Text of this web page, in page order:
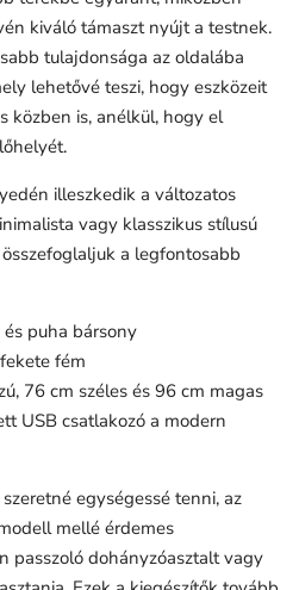
kiváló támaszt nyújt a testnek.
tulajdonsága az oldalába
lehetővé teszi, hogy eszközeit
közben is, anélkül, hogy el
illeszkedik a változatos
vagy klasszikus stílusú
a legfontosabb
puha bársony
fém
76 cm széles és 96 cm magas
USB csatlakozó a modern
egységessé tenni, az
mellé érdemes
passzoló dohányzóasztalt vagy